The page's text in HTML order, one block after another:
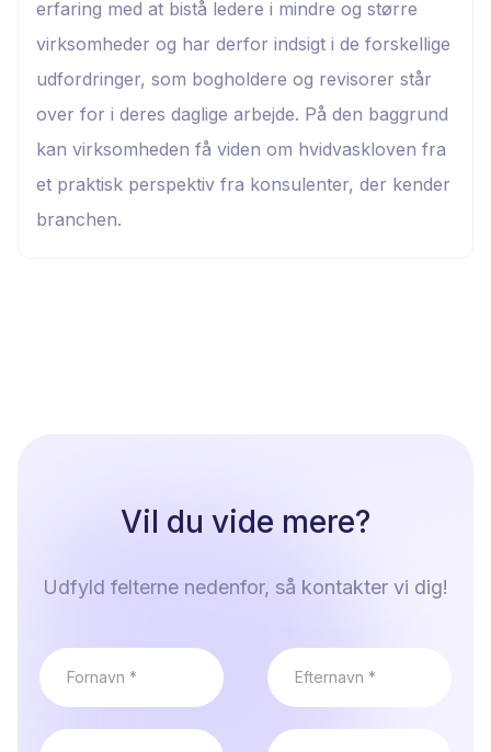
erfaring med at bistå ledere i mindre og større
virksomheder og har derfor indsigt i de forskellige
udfordringer, som bogholdere og revisorer står
over for i deres daglige arbejde. På den baggrund
kan virksomheden få viden om hvidvaskloven fra
et praktisk perspektiv fra konsulenter, der kender
branchen.
Vil du vide mere?
Udfyld felterne nedenfor, så kontakter vi dig!